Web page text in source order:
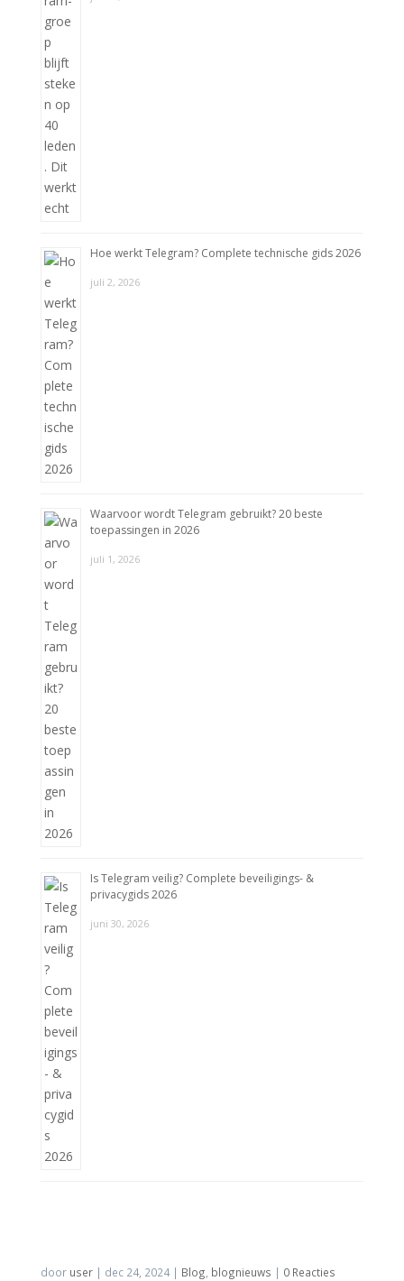
door user| dec 24, 2024| Blog blognieuws | 0 Reacties
Hoe werkt Telegram? Complete technische gids 2026
juli 2, 2026
Waarvoor wordt Telegram gebruikt? 20 beste
toepassingen in 2026
juli 1, 2026
Is Telegram veilig? Complete beveiligings- &
privacygids 2026
juni 30, 2026